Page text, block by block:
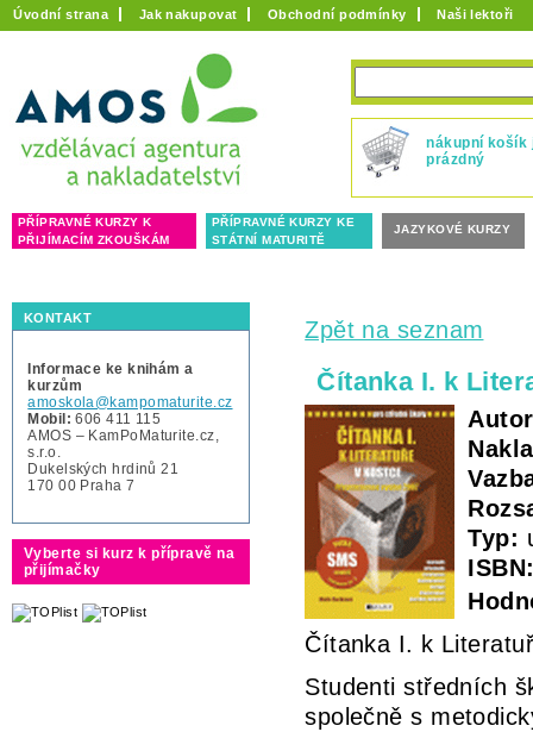
Úvodní strana Jak nakupovat Obchodní podmínky Naši lektoři
nákupní košík
prázdný
PŘÍPRAVNÉ KURZY K
PŘIJÍMACÍM ZKOUŠKÁM
PŘÍPRAVNÉ KURZY KE
STÁTNÍ MATURITĚ
JAZYKOVÉ KURZY
KONTAKT
Informace ke knihám a
kurzům
amoskola@kampomaturite.cz
Mobil: 606 411 115
AMOS – KamPoMaturite.cz,
s.r.o.
Dukelských hrdinů 21
170 00 Praha 7
Vyberte si kurz k přípravě na
přijímačky
Zpět na seznam
Čítanka I. k
Typ:
Čítanka I. k
Studenti středních
společně s